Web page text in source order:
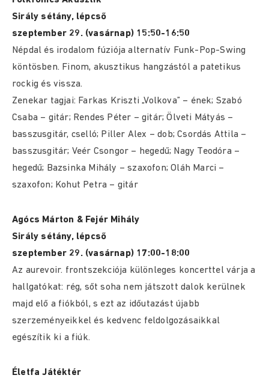
Sirály sétány, lépcső
szeptember 29. (vasárnap) 15:50-16:50
Népdal és irodalom fúziója alternatív Funk-Pop-Swing
köntösben. Finom, akusztikus hangzástól a patetikus
rockig és vissza.
Zenekar tagjai: Farkas Kriszti „Volkova” – ének; Szabó
Csaba – gitár; Rendes Péter – gitár; Ölveti Mátyás –
basszusgitár, cselló; Piller Alex – dob; Csordás Attila –
basszusgitár; Veér Csongor – hegedű; Nagy Teodóra –
hegedű; Bazsinka Mihály – szaxofon; Oláh Marci –
szaxofon; Kohut Petra – gitár
Agócs Márton & Fejér Mihály
Sirály sétány, lépcső
szeptember 29. (vasárnap) 17:00-18:00
Az aurevoir. frontszekciója különleges koncerttel várja a
hallgatókat: rég, sőt soha nem játszott dalok kerülnek
majd elő a fiókból, s ezt az időutazást újabb
szerzeményeikkel és kedvenc feldolgozásaikkal
egészítik ki a fiúk.
Életfa Játéktér